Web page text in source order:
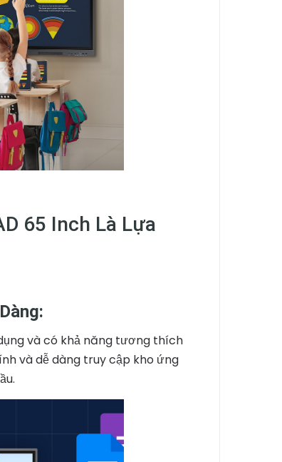
65 Inch Là Lựa
và có khả năng tương thích
và dễ dàng truy cập kho ứng